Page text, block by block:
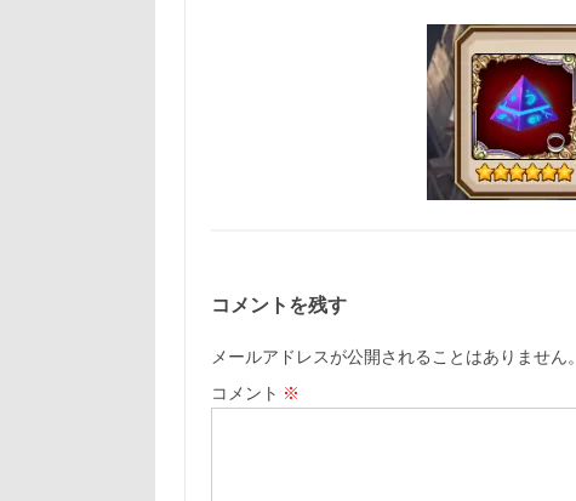
コメントを残す
メールアドレスが公開されることはありません。
コメント ※